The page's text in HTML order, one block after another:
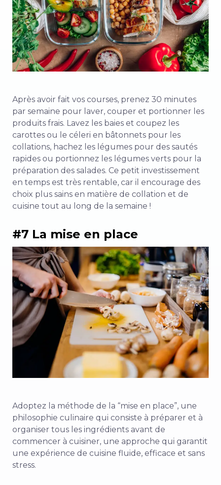
Après avoir fait vos courses, prenez 30 minutes
par semaine pour laver, couper et portionner les
produits frais. Lavez les baies et coupez les
carottes ou le céleri en bâtonnets pour les
collations, hachez les légumes pour des sautés
rapides ou portionnez les légumes verts pour la
préparation des salades. Ce petit investissement
en temps est très rentable, car il encourage des
choix plus sains en matière de collation et de
cuisine tout au long de la semaine !
#7 La mise en place
Adoptez la méthode de la “mise en place”, une
philosophie culinaire qui consiste à préparer et à
organiser tous les ingrédients avant de
commencer à cuisiner, une approche qui garantit
une expérience de cuisine fluide, efficace et sans
stress.